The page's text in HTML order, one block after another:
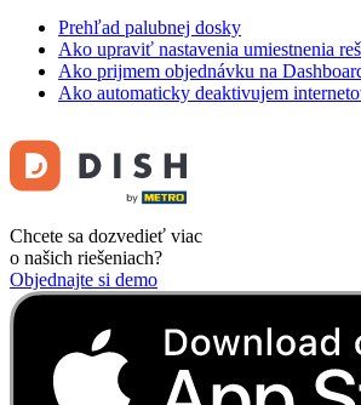
Prehľad palubnej dosky
Ako upraviť nastavenia umiestnenia
Ako prijmem objednávku na
Ako automaticky deaktivujem
Chcete sa dozvedieť viac
o našich riešeniach?
Objednajte si demo